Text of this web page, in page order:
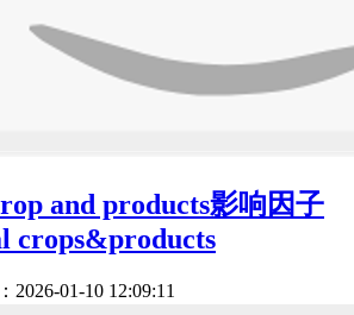
and products影响因子
crops&products
2026-01-10 12:09:11